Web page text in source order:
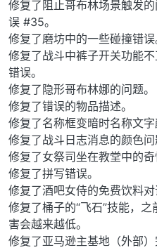
修复了阻止哥布林场景触发
误 #35。
修复了磨坊中的一些碰撞错误
修复了战斗中裤子开关功能
错误。
修复了隐形哥布林娜的问题。
修复了错误的物品描述。
修复了名称框变暗时名称文字
修复了战斗日志消息的颜色问
修复了女祭司坐在教堂中的奇
修复了拼写错误。
修复了酒吧女侍的免费饮料对
修复了桶子的“飞石”技能，
害会越来越低。
修复了亚马逊主基地（外部）